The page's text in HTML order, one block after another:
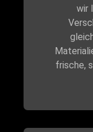
wir
frische,